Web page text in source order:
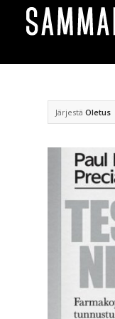
Järjestä Oletus